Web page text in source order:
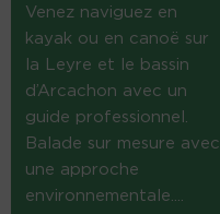
Venez naviguez en
kayak ou en canoë sur
la Leyre et le bassin
d’Arcachon avec un
guide professionnel.
Balade sur mesure avec
une approche
environnementale....